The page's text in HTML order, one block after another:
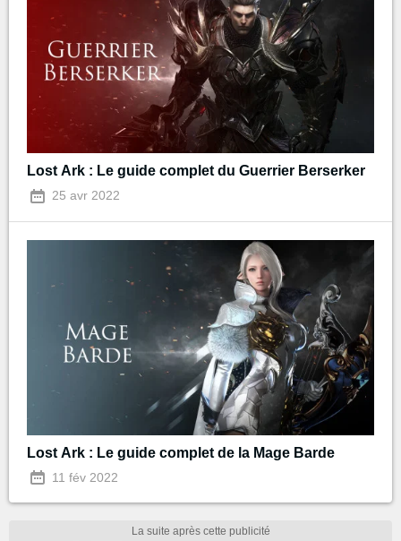
Lost Ark : Le guide complet du Guerrier Berserker
25 avr 2022
Lost Ark : Le guide complet de la Mage Barde
11 fév 2022